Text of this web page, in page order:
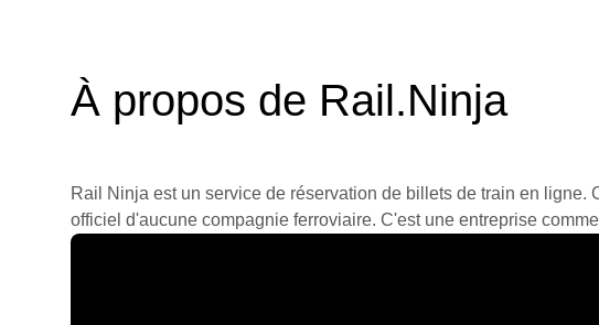
À propos de Rail.Ninja
Rail Ninja est un service de réservation de billets de train en
officiel d'aucune compagnie ferroviaire. C'est une entreprise